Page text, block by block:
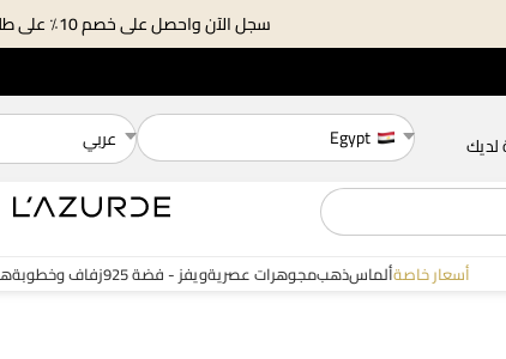
سجل الآن واحصل على خصم 10٪ على طلبك الأول *
لديك Egypt عربي
أسعار خاصةألماسذهبمجوهرات عصريةويفز - فضة 925 زفاف وخطوبة